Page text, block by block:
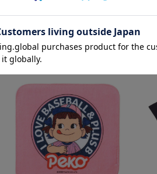
【+B】/地獄甲子園/アクリルキーホル...
¥900